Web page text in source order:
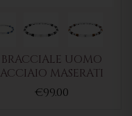
BRACCIALE UOMO
ACCIAIO MASERATI
€99.00